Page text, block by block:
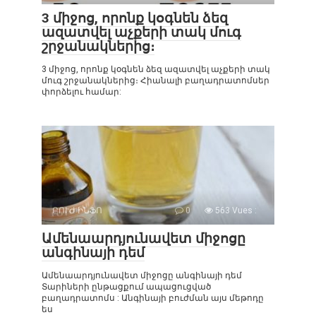
3 միջոց, որոնք կօգնեն ձեզ
ազատվել աչքերի տակ մուգ
շրջանակներից։
3 միջոց, որոնք կօգնեն ձեզ ազատվել աչքերի տակ
մուգ շրջանակներից։ Հիանալի բաղադրատոմսեր
փորձելու համար:
ԲՈՒԺ ԻՆՖՈ 0 563 Vues :
Ամենաարդյունավետ միջոցը
անգինայի դեմ
Ամենաարդյունավետ միջոցը անգինայի դեմ
Տարիների ընթացքում ապացուցված
բաղադրատոմս : Անգինայի բուժման այս մեթոդը
ես